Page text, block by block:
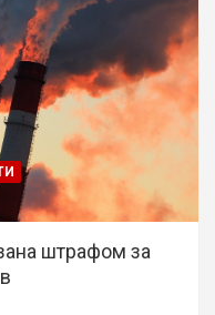
штрафом за